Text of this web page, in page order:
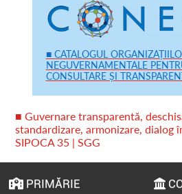
■ CATALOGUL
NEGUVERNAMENTALE
CONSULTARE ȘI
■ Guvernare transparentă,
standardizare, armonizare, dialog
SIPOCA 35 | SGG
PRIMĂRIE